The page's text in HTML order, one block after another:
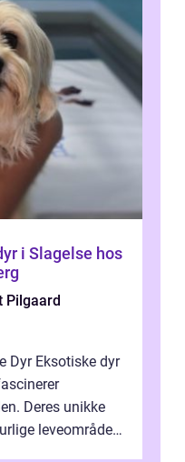
i Slagelse hos
Pilgaard
Dyr Eksotiske dyr
Deres unikke
leveområder